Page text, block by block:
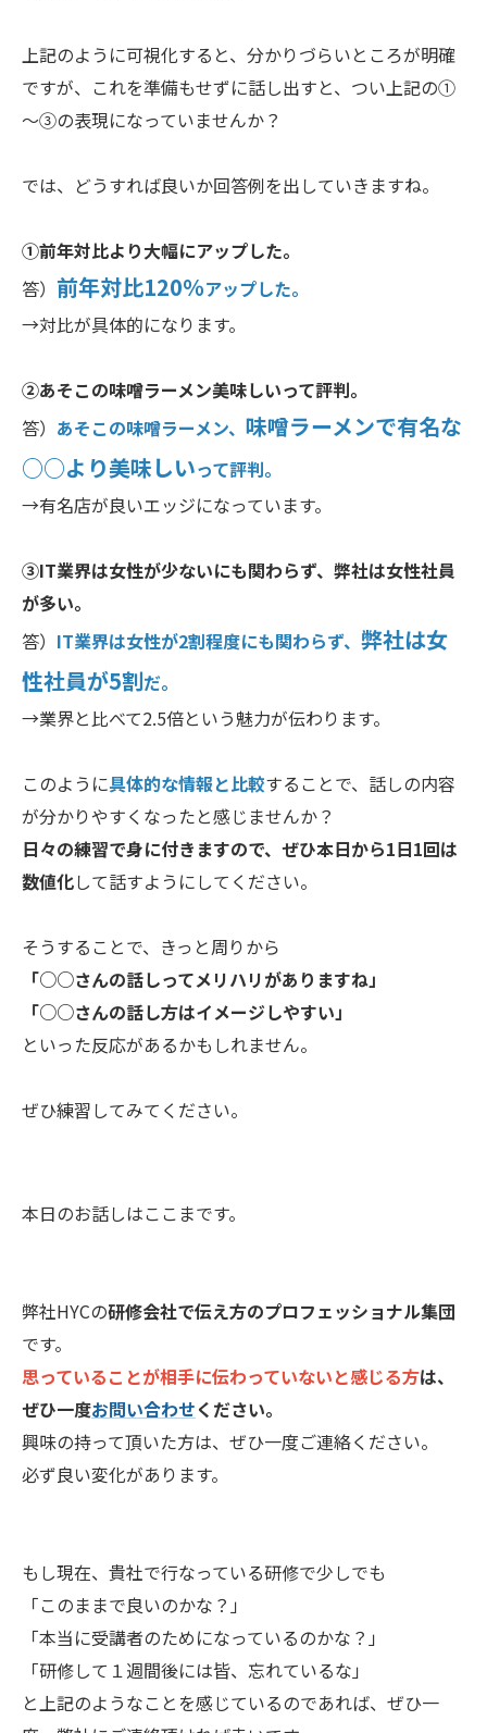
上記のように可視化すると、分かりづらいところが明確
ですが、これを準備もせずに話し出すと、つい上記の①
～③の表現になっていませんか？
では、どうすれば良いか回答例を出していきますね。
①前年対比より大幅にアップした。
答） 前年対比120％アップした。
→対比が具体的になります。
②あそこの味噌ラーメン美味しいって評判。
答） あそこの味噌ラーメン、 味噌ラーメンで有名な
○○より美味しいって評判。
→有名店が良いエッジになっています。
③IT業界は女性が少ないにも関わらず、弊社は女性社員
が多い。
答） IT業界は女性が2割程度にも関わらず、 弊社は女
性社員が5割だ。
→業界と比べて2.5倍という魅力が伝わります。
このように具体的な情報と比較することで、話しの内容
が分かりやすくなったと感じませんか？
日々の練習で身に付きますので、ぜひ本日から1日1回は
数値化して話すようにしてください。
そうすることで、きっと周りから
「○○さんの話しってメリハリがありますね」
「○○さんの話し方はイメージしやすい」
といった反応があるかもしれません。
ぜひ練習してみてください。
本日のお話しはここまです。
弊社HYCの研修会社で伝え方のプロフェッショナル集団
です。
思っていることが相手に伝わっていないと感じる方は、
ぜひ一度お問い合わせください。
興味の持って頂いた方は、ぜひ一度ご連絡ください。
必ず良い変化があります。
もし現在、貴社で行なっている研修で少しでも
「このままで良いのかな？」
「本当に受講者のためになっているのかな？」
「研修して１週間後には皆、忘れているな」
と上記のようなことを感じているのであれば、ぜひ一